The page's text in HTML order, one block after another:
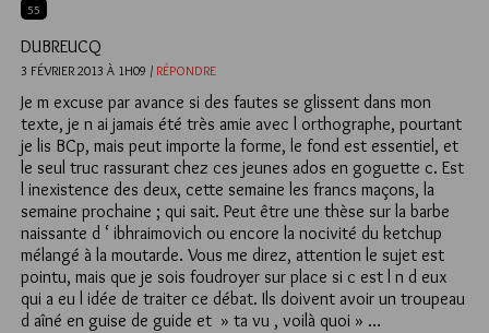
55
DUBREUCQ
3 FÉVRIER 2013 À 1H09 / RÉPONDRE
Je m excuse par avance si des fautes se glissent dans mon
texte, je n ai jamais été très amie avec l orthographe, pourtant
je lis BCp, mais peut importe la forme, le fond est essentiel, et
le seul truc rassurant chez ces jeunes ados en goguette c. Est
l inexistence des deux, cette semaine les francs maçons, la
semaine prochaine ; qui sait. Peut être une thèse sur la barbe
naissante d ‘ ibhraimovich ou encore la nocivité du ketchup
mélangé à la moutarde. Vous me direz, attention le sujet est
pointu, mais que je sois foudroyer sur place si c est l n d eux
qui a eu l idée de traiter ce débat. Ils doivent avoir un troupeau
d aîné en guise de guide et » ta vu , voilà quoi » …